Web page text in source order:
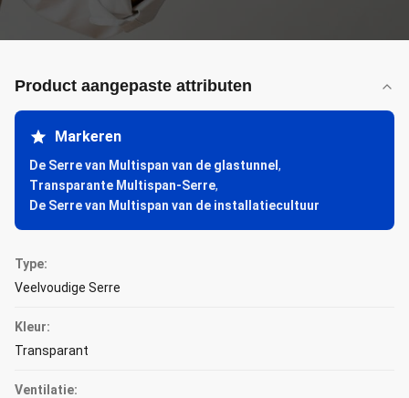
Product aangepaste attributen
Markeren
De Serre van Multispan van de glastunnel ,
Transparante Multispan-Serre,
De Serre van Multispan van de installatiecultuur
Type:
Veelvoudige Serre
Kleur:
Transparant
Ventilatie: